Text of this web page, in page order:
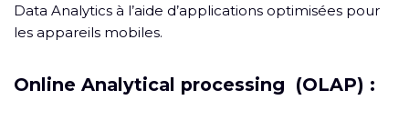
Data Analytics à l’aide d’applications optimisées pour
les appareils mobiles.
Online Analytical processing (OLAP) :